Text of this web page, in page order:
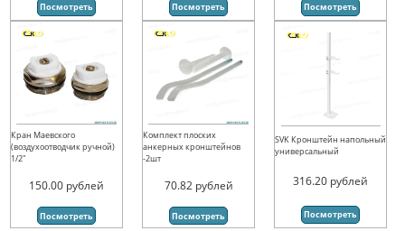
Посмотреть Посмотреть Посмотреть
Кран Маевского
(воздухоотводчик ручной)
1/2"
150.00 рублей
Посмотреть
Комплект плоских
анкерных кронштейнов
-2шт
70.82 рублей
Посмотреть
SVK Кронштейн напольный
универсальный
316.20 рублей
Посмотреть